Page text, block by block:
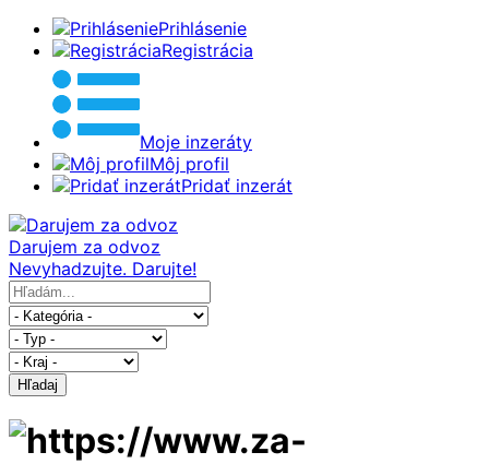
Prihlásenie
Registrácia
Moje inzeráty
Môj profil
Pridať inzerát
Darujem za odvoz
Nevyhadzujte. Darujte!
Hľadaj